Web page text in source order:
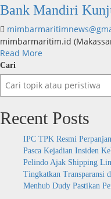
Hubla
Secara
Resmi
Menutup
Center
Pengendalian
Arus
Logistik
Terpadu
Periode
Pasca
Idul
Fitri
Tahun
Bank Mandiri
mimbarmaritim.id
Read More
about
Bank
Mandiri
Kunjungi
Makassar
New
Port,
Perkuat
Sinergi
Infrastruktur
Pelabuhan
Cari
Recent Posts
IPC TPK Resmi
Pasca Kejadian Insiden
Pelindo Ajak Shipping
Tingkatkan Transparansi
Menhub Dudy Pastikan